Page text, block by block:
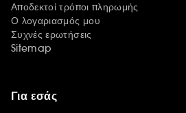
Αποδεκτοί τρόποι πληρωμής
Ο λογαριασμός μου
Συχνές ερωτήσεις
Sitemap
Για εσάς